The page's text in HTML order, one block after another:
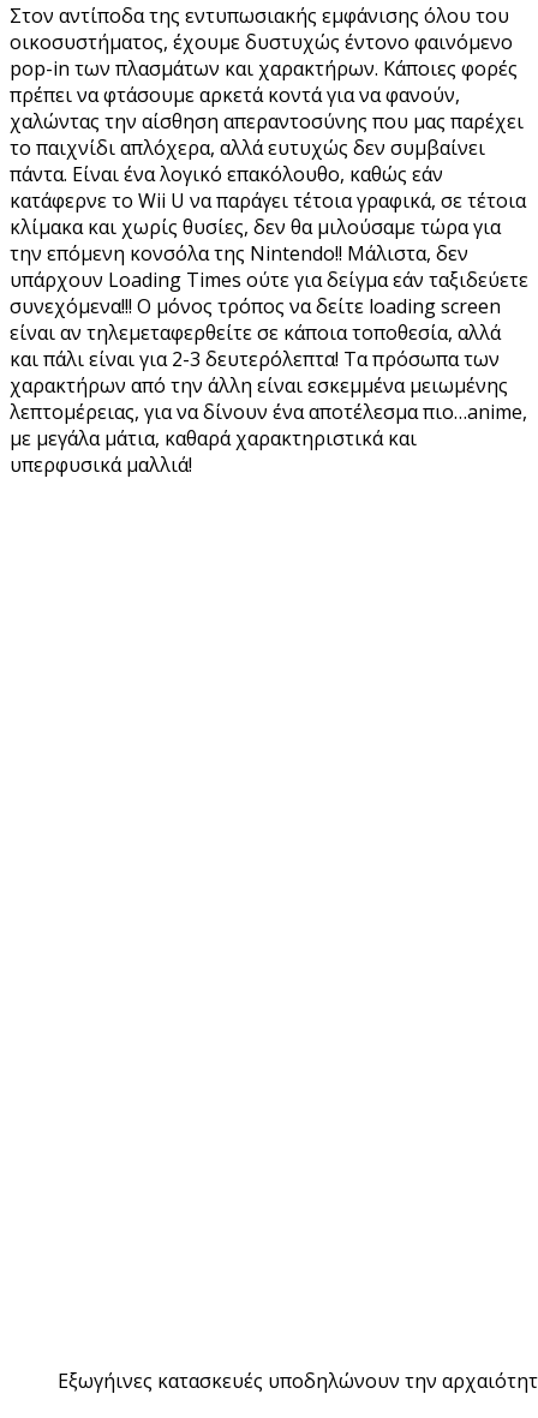
Στον αντίποδα της εντυπωσιακής εμφάνισης όλου του
οικοσυστήματος, έχουμε δυστυχώς έντονο φαινόμενο
pop-in των πλασμάτων και χαρακτήρων. Κάποιες φορές
πρέπει να φτάσουμε αρκετά κοντά για να φανούν,
χαλώντας την αίσθηση απεραντοσύνης που μας παρέχει
το παιχνίδι απλόχερα, αλλά ευτυχώς δεν συμβαίνει
πάντα. Είναι ένα λογικό επακόλουθο, καθώς εάν
κατάφερνε το Wii U να παράγει τέτοια γραφικά, σε τέτοια
κλίμακα και χωρίς θυσίες, δεν θα μιλούσαμε τώρα για
την επόμενη κονσόλα της Nintendo!! Μάλιστα, δεν
υπάρχουν Loading Times ούτε για δείγμα εάν ταξιδεύετε
συνεχόμενα!!! Ο μόνος τρόπος να δείτε loading screen
είναι αν τηλεμεταφερθείτε σε κάποια τοποθεσία, αλλά
και πάλι είναι για 2-3 δευτερόλεπτα! Τα πρόσωπα των
χαρακτήρων από την άλλη είναι εσκεμμένα μειωμένης
λεπτομέρειας, για να δίνουν ένα αποτέλεσμα πιο…anime,
με μεγάλα μάτια, καθαρά χαρακτηριστικά και
υπερφυσικά μαλλιά!
Εξωγήινες κατασκευές υποδηλώνουν την